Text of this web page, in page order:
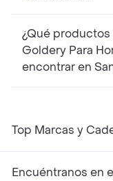
¿Qué
Goldery Para
encontrar en
Top Marcas y
Encuéntranos en